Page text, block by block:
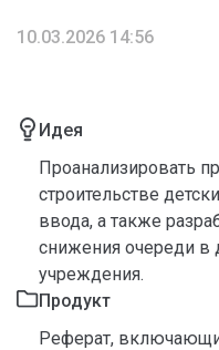
10.03.2026 14:56
Идея
Проанализировать
строительстве
ввода, а также
снижения очереди
учреждения.
Продукт
Реферат,